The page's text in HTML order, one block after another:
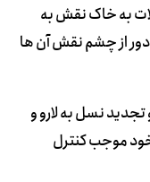
به خاک نقش به
دور از چشم نقش آن ها
تجدید نسل به لارو و
موجب کنترل